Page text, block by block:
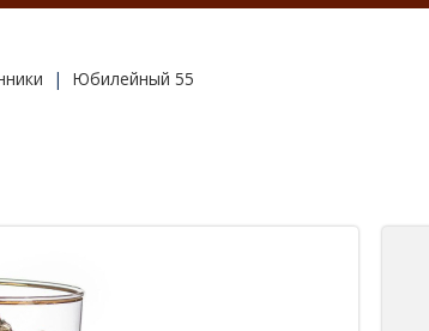
Юбилейный 55